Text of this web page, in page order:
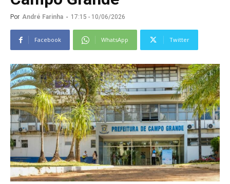
Por André Farinha - 17:15 - 10/06/2026
Facebook WhatsApp Twitter